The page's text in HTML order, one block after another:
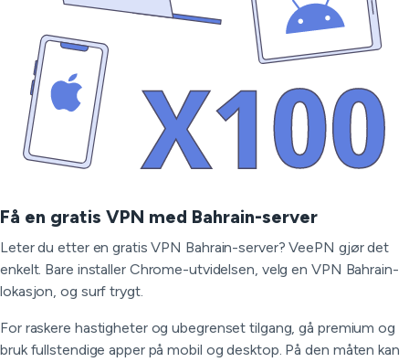
Få en gratis VPN med Bahrain-server
Leter du etter en gratis VPN Bahrain-server? VeePN gjør det
enkelt. Bare installer Chrome-utvidelsen, velg en VPN Bahrain-
lokasjon, og surf trygt.
For raskere hastigheter og ubegrenset tilgang, gå premium og
bruk fullstendige apper på mobil og desktop. På den måten kan